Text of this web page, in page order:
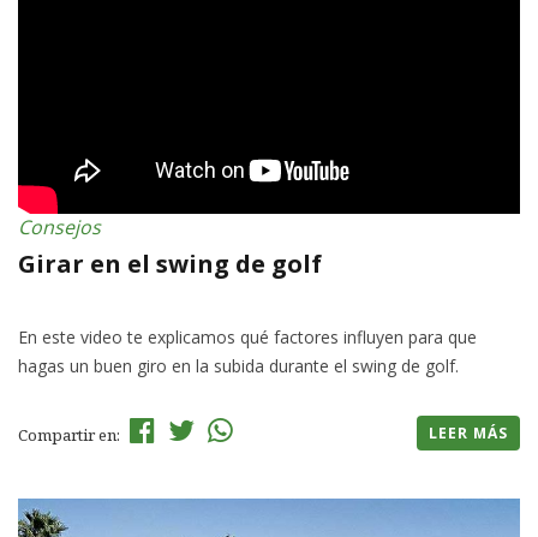
Consejos
Girar en el swing de golf
En este video te explicamos qué factores influyen para que
hagas un buen giro en la subida durante el swing de golf.
Compartir en: LEER MÁS